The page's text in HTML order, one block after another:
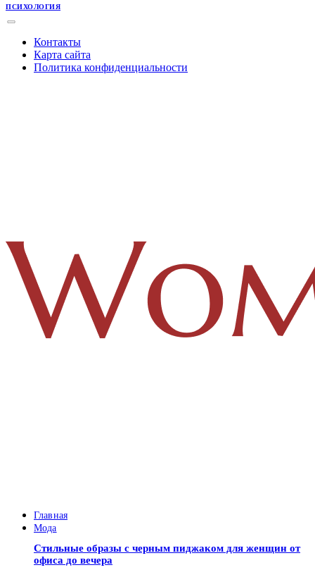
ПСИХОЛОГИЯ
Контакты
Карта сайта
Политика конфиденциальности
Главная
Мода
Стильные образы с черным пиджаком для женщин от
офиса до вечера